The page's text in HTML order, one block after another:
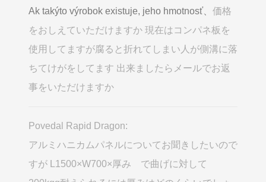
Ak takýto výrobok existuje, jeho hmotnosť、 価格
をおしえていただけますか 現在はコンパネ板を
使用してますが腐ると折れてしまい人が側溝に落
ちてけがをしてます 出来ましたらメールでお返
事をいただけますか
Povedal Rapid Dragon:
アルミハニカムパネルについてお聞きしたいので
すが L1500×W700×厚み で曲げに対して